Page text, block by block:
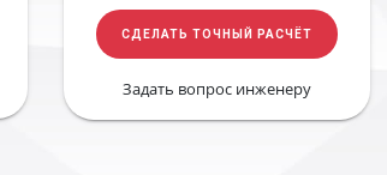
СДЕЛАТЬ ТОЧНЫЙ РАСЧЁТ
Задать вопрос инженеру